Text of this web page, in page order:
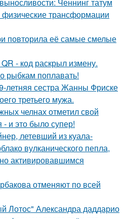
Ченнинг татум
трансформации
повторила её самые смелые
- код раскрыл измену.
рыбкам поплавать!
сестра Жанны Фриске
третьего мужа.
челнах отметил свой
и это было супер!
летевший из куала-
вулканического пепла,
активировавшимся
отменяют по всей
Лотос" Александра даддарио